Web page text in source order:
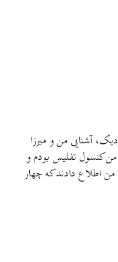
میشود (به اینجا،
آشنایی من و میرزا
کنسول تفلیس بودم و
من اطلاع دادند که چهار